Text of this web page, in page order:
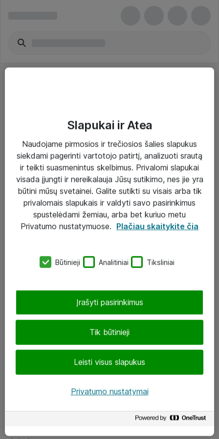
Paslaugos
Sprendimai
Įgyvendinti projektai
Atea ekspertų patarimai verslui
eShop@atea.lt
LinkedIn
Slapukai ir Atea
Naudojame pirmosios ir trečiosios šalies slapukus
siekdami pagerinti vartotojo patirtį, analizuoti srautą
ir teikti suasmenintus skelbimus. Privalomi slapukai
visada įjungti ir nereikalauja Jūsų sutikimo, nes jie yra
būtini mūsų svetainei. Galite sutikti su visais arba tik
privalomais slapukais ir valdyti savo pasirinkimus
spustelėdami žemiau, arba bet kuriuo metu
Privatumo nustatymuose. Plačiau skaitykite čia
Būtinieji Analitiniai Tiksliniai
Tik būtinieji
Leisti visus slapukus
Įrašyti pasirinkimus
Privatumo nustatymai